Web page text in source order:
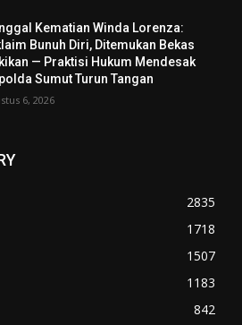
Kematian Winda Lorenza:
Bunuh Diri, Ditemukan Bekas
— Praktisi Hukum Mendesak
Sumut Turun Tangan
6, 2026
2835
1718
1507
1183
842